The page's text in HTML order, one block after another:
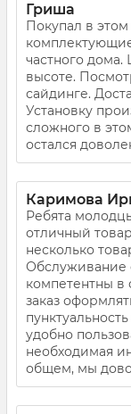
Гриша
Покупал в
частного дома.
высоте.
сайдинге.
Установку
сложного в
остался
Каримова
Ребята
отличный
несколько
Обслуживание
компетентны в
заказ
удобно
необходимая
общем, мы